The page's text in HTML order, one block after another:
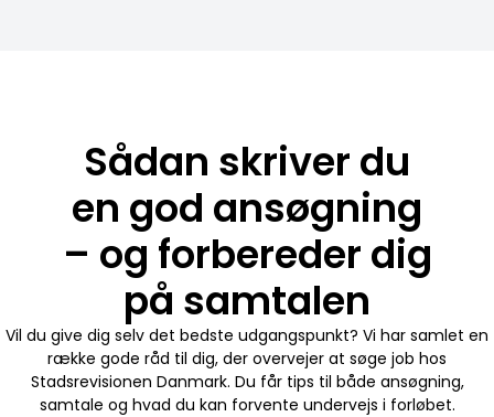
Sådan skriver du
en god ansøgning
– og forbereder dig
på samtalen
Vil du give dig selv det bedste udgangspunkt? Vi har samlet en
række gode råd til dig, der overvejer at søge job hos
Stadsrevisionen Danmark. Du får tips til både ansøgning,
samtale og hvad du kan forvente undervejs i forløbet.